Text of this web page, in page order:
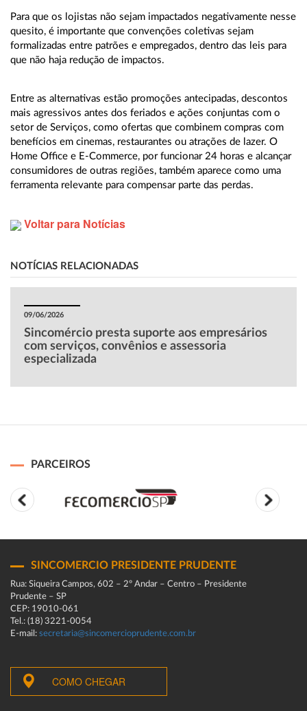
Para que os lojistas não sejam impactados negativamente nesse
quesito, é importante que convenções coletivas sejam
formalizadas entre patrões e empregados, dentro das leis para
que não haja redução de impactos.
Entre as alternativas estão promoções antecipadas, descontos
mais agressivos antes dos feriados e ações conjuntas com o
setor de Serviços, como ofertas que combinem compras com
benefícios em cinemas, restaurantes ou atrações de lazer. O
Home Office e E-Commerce, por funcionar 24 horas e alcançar
consumidores de outras regiões, também aparece como uma
ferramenta relevante para compensar parte das perdas.
Voltar para Notícias
NOTÍCIAS RELACIONADAS
09/06/2026
Sincomércio presta suporte aos empresários
com serviços, convênios e assessoria
especializada
PARCEIROS
SINCOMERCIO PRESIDENTE PRUDENTE
Rua: Siqueira Campos, 602 – 2º Andar – Centro – Presidente
Prudente – SP
CEP: 19010-061
Tel.: (18) 3221-0054
E-mail: secretaria@sincomercioprudente.com.br
COMO CHEGAR